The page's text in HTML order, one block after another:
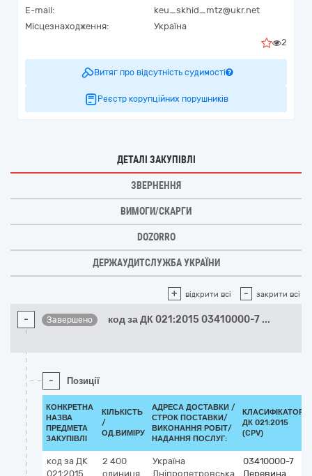
E-mail:
keu_skhid_mtz@ukr.net
Місцезнаходження:
Україна
2
Витяг про відсутність судимості
Реєстр корупційних порушників
ДЕТАЛІ ЗАКУПІВЛІ
ЗВЕРНЕННЯ
ВИМОГИ/СКАРГИ
DOZORRO
ДЕРЖАУДИТСЛУЖБА УКРАЇНИ
+ відкрити всі - закрити всі
- Завершено код за ДК 021:2015 03410000-7 ...
- Позиції
КОНКРЕТНА
НАЗВА
ПРЕДМЕТА
ЗАКУПІВЛІ
КІЛЬКІСТЬ
/
ОД.ВИМІРУ
АДРЕСА ДОСТАВКИ /
СТРОК ПОСТАВКИ/
ВИКОНАННЯ РОБІТ/
НАДАННЯ ПОСЛУГ:
КЛАСИФІКАТОР
ДК 021:2015
(CPV)
код за ДК
021:2015
2 400
одиниця
Україна
Дніпропетровська
03410000-7
Деревина